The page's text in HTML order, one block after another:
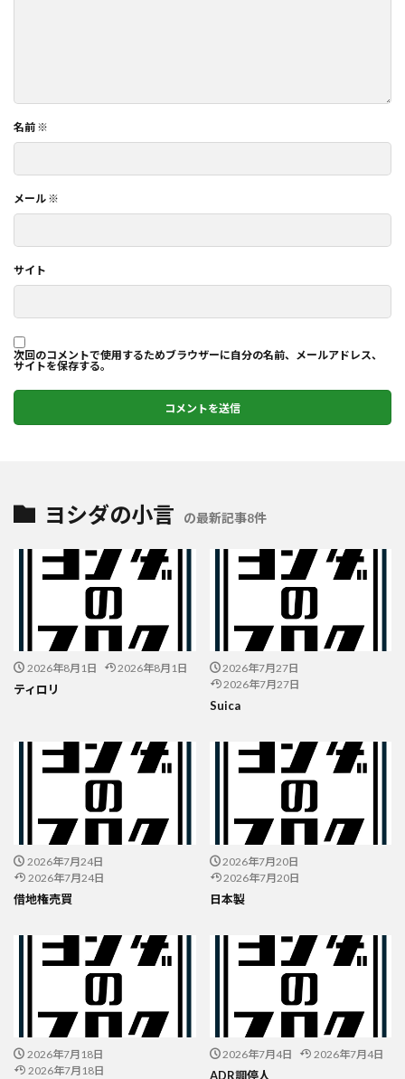
名前 ※
メール ※
サイト
次回のコメントで使用するためブラウザーに自分の名前、メールアドレス、
サイトを保存する。
ヨシダの小言 の最新記事8件
2026年8月1日 2026年8月1日
ティロリ
2026年7月27日
2026年7月27日
Suica
2026年7月24日
2026年7月24日
借地権売買
2026年7月20日
2026年7月20日
日本製
2026年7月18日
2026年7月18日
2026年7月4日 2026年7月4日
ADR調停人